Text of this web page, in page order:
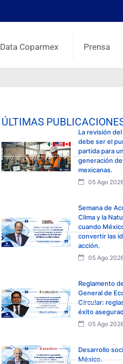
Data Coparmex Prensa
ÚLTIMAS
La revisión
debe ser el
partida para
generación
mexicanas.
05 Ago
Semana de
Clima y la
cuando
convertir las
acción.
05 Ago
Reglamento
General de
Circular:
éxito
05 Ago
Desarrollo
México.